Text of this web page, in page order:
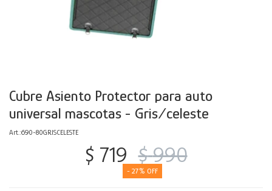
Cubre Asiento Protector para auto
universal mascotas - Gris/celeste
690-80GRISCELESTE
$ 719 $ 990
27
Calefactores
Acolchados y Frazadas